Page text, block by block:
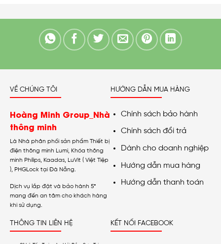
VỀ CHÚNG TÔI
Hoàng Minh Group_Nhà
thông minh
Là Nhà phân phối sản phẩm Thiết bị
điện thông minh Lumi, Khóa thông
minh Philips, Kaadas, LuVit ( Việt Tiệp
), PHGLock tại Đà Nẵng.
Dịch vụ lắp đặt và bảo hành 5*
mang đến an tâm cho khách hàng
khi sử dụng.
HƯỚNG DẪN MUA HÀNG
Chính sách bảo hành
Chính sách đổi trả
Dành cho doanh nghiệp
Hướng dẫn mua hàng
Hướng dẫn thanh toán
THÔNG TIN LIÊN HỆ KẾT NỐI FACEBOOK